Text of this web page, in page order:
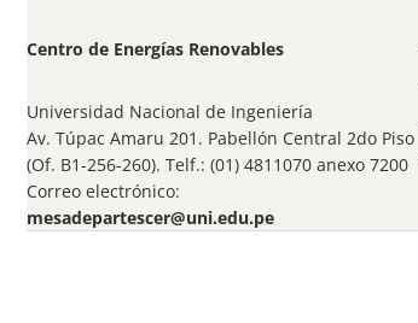
Centro de Energías Renovables
Universidad Nacional de Ingeniería
Av. Túpac Amaru 201. Pabellón Central 2do Piso
(Of. B1-256-260). Telf.: (01) 4811070 anexo 7200
Correo electrónico:
mesadepartescer@uni.edu.pe